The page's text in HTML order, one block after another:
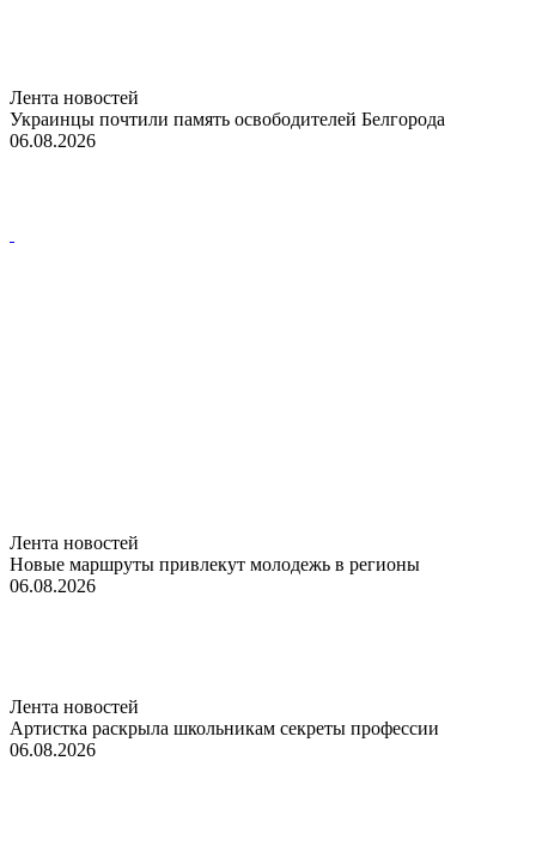
Лента новостей
Украинцы почтили память освободителей Белгорода
06.08.2026
Лента новостей
Новые маршруты привлекут молодежь в регионы
06.08.2026
Лента новостей
Артистка раскрыла школьникам секреты профессии
06.08.2026